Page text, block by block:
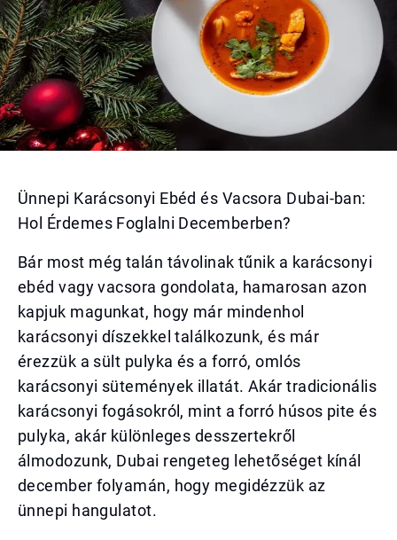
Ünnepi Karácsonyi Ebéd és Vacsora Dubai-ban:
Hol Érdemes Foglalni Decemberben?
Bár most még talán távolinak tűnik a karácsonyi
ebéd vagy vacsora gondolata, hamarosan azon
kapjuk magunkat, hogy már mindenhol
karácsonyi díszekkel találkozunk, és már
érezzük a sült pulyka és a forró, omlós
karácsonyi sütemények illatát. Akár tradicionális
karácsonyi fogásokról, mint a forró húsos pite és
pulyka, akár különleges desszertekről
álmodozunk, Dubai rengeteg lehetőséget kínál
december folyamán, hogy megidézzük az
ünnepi hangulatot.